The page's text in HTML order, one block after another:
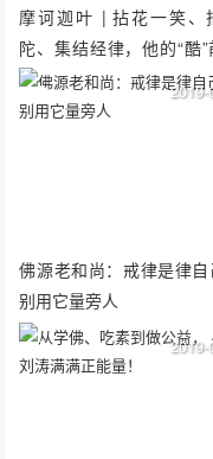
摩诃迦叶 | 拈花一笑、
陀、集结经律，他的“酷
有！
佛源老和尚：戒律是律自
别用它量旁人
2019-
2019-